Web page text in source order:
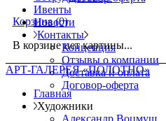
Корзина (0)
В корзине нет картины...
АРТ-ГАЛЕРЕЯ «ПОЛОТНО»
Главная
Художники
Александр Воцмуш
Ивенты
Новости
Контакты
Концепция
Отзывы о компании
Доставка и оплата
Договор-оферта